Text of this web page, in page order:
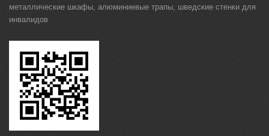
металлические шкафы алюминиевые трапы шведские стенки для
инвалидов